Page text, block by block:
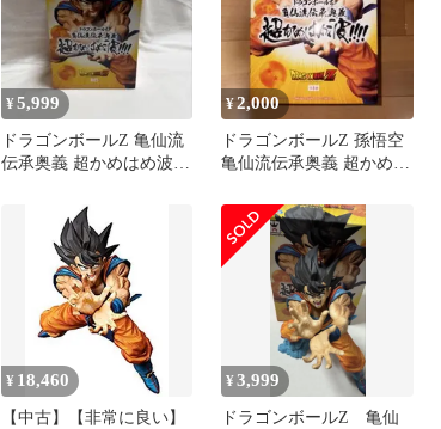
¥5,999
ドラゴンボールZ 亀仙流
伝承奥義 超かめはめ波!!!
¥2,000
ドラゴンボールZ 孫悟空
亀仙流伝承奥義 超かめは
¥ 18,460
【中古】【非常に良い】
¥3,999
ドラゴンボールZ 亀仙